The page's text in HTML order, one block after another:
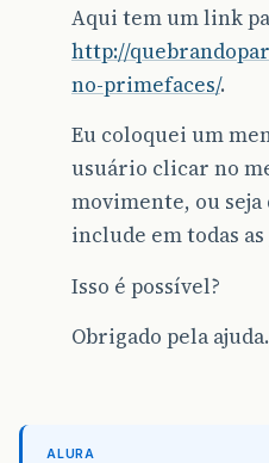
Aqui tem um link
http://
no-primefaces/.
Eu coloquei um
usuário clicar no
movimente, ou
include em todas as
Isso é possível?
Obrigado pela ajuda.
ALURA